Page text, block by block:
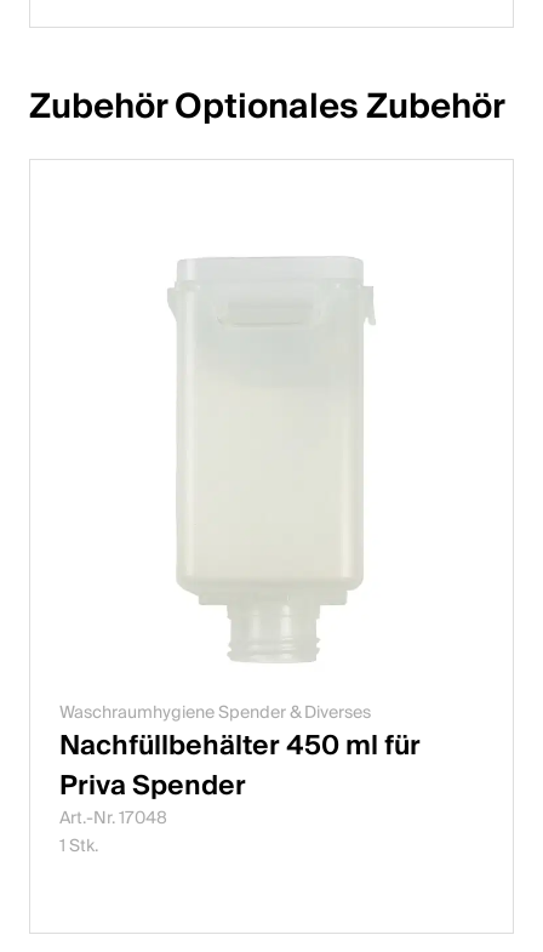
Zubehör Optionales Zubehör
Waschraumhygiene Spender & Diverses
Nachfüllbehälter 450 ml für
Priva Spender
Art.-Nr. 17048
1 Stk.